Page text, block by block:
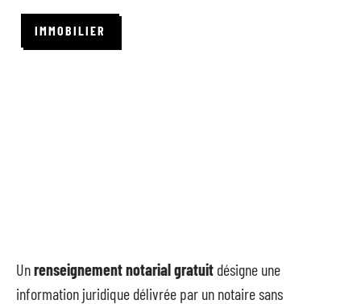
IMMOBILIER
Unrenseignement notarial gratuit désigne une
information juridique délivrée par un notaire sans